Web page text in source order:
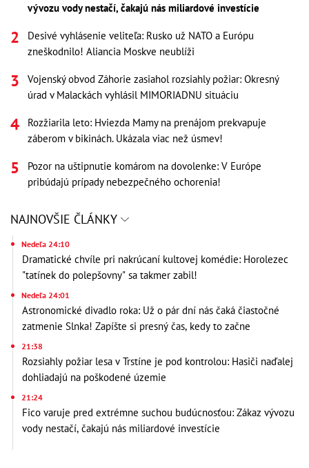
vývozu vody nestačí, čakajú nás miliardové investície
Desivé vyhlásenie veliteľa: Rusko už NATO a Európu
zneškodnilo! Aliancia Moskve neublíži
Vojenský obvod Záhorie zasiahol rozsiahly požiar: Okresný
úrad v Malackách vyhlásil MIMORIADNU situáciu
Rozžiarila leto: Hviezda Mamy na prenájom prekvapuje
záberom v bikinách. Ukázala viac než úsmev!
Pozor na uštipnutie komárom na dovolenke: V Európe
pribúdajú prípady nebezpečného ochorenia!
NAJNOVŠIE ČLÁNKY
Nedeľa 24:10
Dramatické chvíle pri nakrúcaní kultovej komédie: Horolezec
"tatínek do polepšovny" sa takmer zabil!
Nedeľa 24:01
Astronomické divadlo roka: Už o pár dní nás čaká čiastočné
zatmenie Slnka! Zapíšte si presný čas, kedy to začne
21:38
Rozsiahly požiar lesa v Trstíne je pod kontrolou: Hasiči naďalej
dohliadajú na poškodené územie
21:24
Fico varuje pred extrémne suchou budúcnosťou: Zákaz vývozu
vody nestačí, čakajú nás miliardové investície